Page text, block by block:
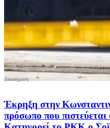
Έκρηξη στην
πρόσωπο που